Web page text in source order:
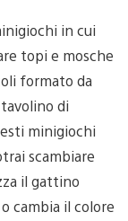
in cui
topi e mosche
formato da
di
minigiochi
scambiare
il gattino
cambia il colore